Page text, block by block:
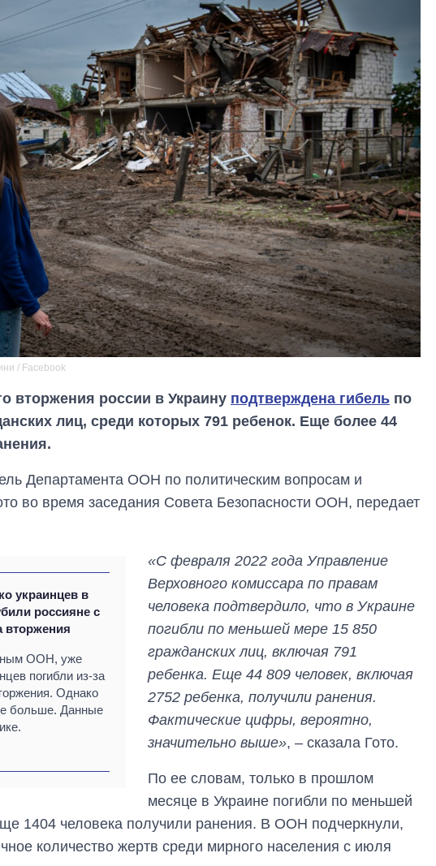
/ Facebook
вторжения россии в Украину подтверждена гибель по
лиц, среди которых 791 ребенок. Еще более 44
Департамента ООН по политическим вопросам и
во время заседания Совета Безопасности ООН, передает
украинцев в
россияне с
вторжения
ООН, уже
погибли из-за
Однако
больше. Данные
«С февраля 2022 года Управление
Верховного комиссара по правам
человека подтвердило, что в Украине
погибли по меньшей мере 15 850
гражданских лиц, включая 791
ребенка. Еще 44 809 человек, включая
2752 ребенка, получили ранения.
Фактические цифры, вероятно,
значительно выше», – сказала Гото.
По ее словам, только в прошлом
месяце в Украине погибли по меньшей
1404 человека получили ранения. В ООН подчеркнули,
количество жертв среди мирного населения с июля
гигантов: сколько
стоят и
OpenAI и Anthropic